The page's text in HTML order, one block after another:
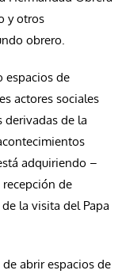
y otros
obrero.
espacios de
actores sociales
derivadas de la
adquiriendo –
de
la visita del Papa
abrir espacios de